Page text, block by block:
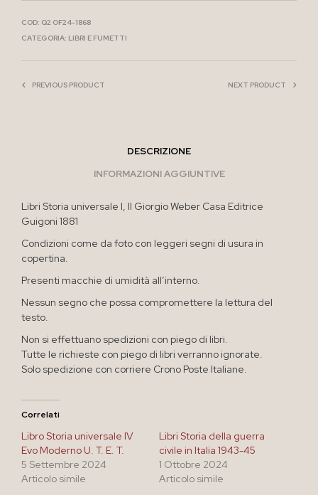
COD: Q2 OF24-1868
CATEGORIA: LIBRI E FUMETTI
PREVIOUS PRODUCT NEXT PRODUCT
DESCRIZIONE
INFORMAZIONI AGGIUNTIVE
Libri Storia universale I, II Giorgio Weber Casa Editrice
Guigoni 1881
Condizioni come da foto con leggeri segni di usura in
copertina.
Presenti macchie di umidità all’interno.
Nessun segno che possa compromettere la lettura del
testo.
Non si effettuano spedizioni con piego di libri.
Tutte le richieste con piego di libri verranno ignorate.
Solo spedizione con corriere Crono Poste Italiane.
Correlati
Libro Storia universale IV
Evo Moderno U. T. E. T.
5 Settembre 2024
Articolo simile
Libri Storia della guerra
civile in Italia 1943-45
1 Ottobre 2024
Articolo simile